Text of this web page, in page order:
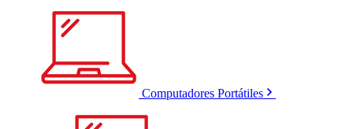
Computadores Portátiles